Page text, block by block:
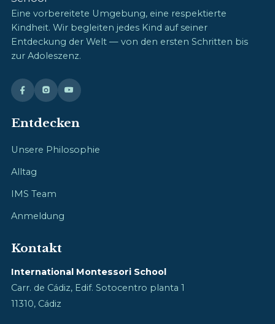
Eine vorbereitete Umgebung, eine respektierte
Kindheit. Wir begleiten jedes Kind auf seiner
Entdeckung der Welt — von den ersten Schritten bis
zur Adoleszenz.
Entdecken
Unsere Philosophie
Alltag
IMS Team
Anmeldung
Kontakt
International Montessori School
Carr. de Cádiz, Edif. Sotocentro planta 1
11310, Cádiz